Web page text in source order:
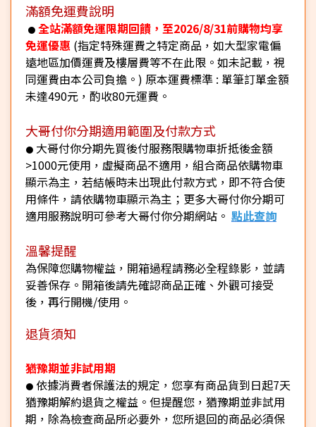
滿額免運費說明
● 全站滿額免運限期回饋，至2026/8/31前購物均享
免運優惠 (指定特殊運費之特定商品，如大型家電偏
遠地區加價運費及樓層費等不在此限。如未記載，視
同運費由本公司負擔。) 原本運費標準 : 單筆訂單金額
未達490元，酌收80元運費。
大哥付你分期適用範圍及付款方式
● 大哥付你分期先買後付服務限購物車折抵後金額
>1000元使用，虛擬商品不適用，組合商品依購物車
顯示為主，若結帳時未出現此付款方式，即不符合使
用條件，請依購物車顯示為主；更多大哥付你分期可
適用服務說明可參考大哥付你分期網站。 點此查詢
溫馨提醒
為保障您購物權益，開箱過程請務必全程錄影，並請
妥善保存。開箱後請先確認商品正確、外觀可接受
後，再行開機/使用。
退貨須知
猶豫期並非試用期
● 依據消費者保護法的規定，您享有商品貨到日起7天
猶豫期解約退貨之權益。但提醒您，猶豫期並非試用
期，除為檢查商品所必要外，您所退回的商品必須保